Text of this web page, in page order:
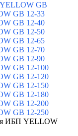
GB
GB 12-33
GB 12-40
GB 12-50
GB 12-65
GB 12-70
GB 12-90
GB 12-100
GB 12-120
GB 12-150
GB 12-180
GB 12-200
GB 12-250
ИБП YELLOW